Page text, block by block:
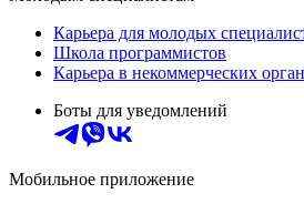
Карьера для молодых
Школа программистов
Карьера в некоммерческих
Боты для уведомлений
Мобильное приложение